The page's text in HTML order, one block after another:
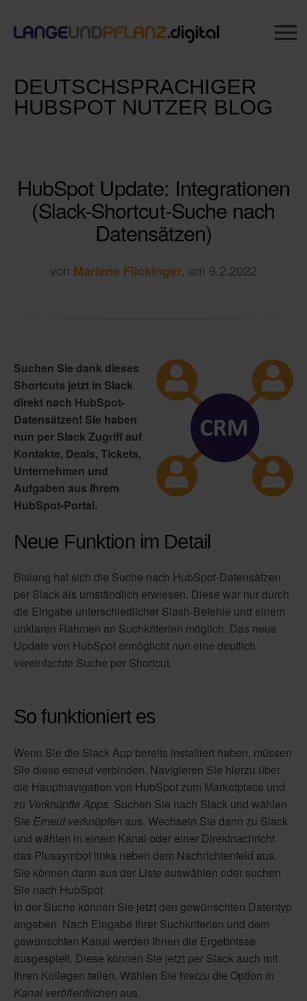
DEUTSCHSPRACHIGER
HUBSPOT NUTZER BLOG
HubSpot Update: Integrationen
(Slack-Shortcut-Suche nach
Datensätzen)
von Marlene Flickinger, am 9.2.2022
Suchen Sie dank dieses
Shortcuts jetzt in Slack
direkt nach HubSpot-
Datensätzen! Sie haben
nun per Slack Zugriff auf
Kontakte, Deals, Tickets,
Unternehmen und
Aufgaben aus Ihrem
HubSpot-Portal.
Neue Funktion im Detail
Bislang hat sich die Suche nach HubSpot-Datensätzen
per Slack als umständlich erwiesen. Diese war nur durch
die Eingabe unterschiedlicher Slash-Befehle und einem
unklaren Rahmen an Suchkriterien möglich. Das neue
Update von HubSpot ermöglicht nun eine deutlich
vereinfachte Suche per Shortcut.
So funktioniert es
Wenn Sie die Slack App bereits installiert haben, müssen
Sie diese erneut verbinden. Navigieren Sie hierzu über
die Hauptnavigation von HubSpot zum Marketplace und
zu Verknüpfte Apps. Suchen Sie nach Slack und wählen
Sie Erneut verknüpfen aus. Wechseln Sie dann zu Slack
und wählen in einem Kanal oder einer Direktnachricht
das Plussymbol links neben dem Nachrichtenfeld aus.
Sie können dann aus der Liste auswählen oder suchen
Sie nach HubSpot.
In der Suche können Sie jetzt den gewünschten Datentyp
angeben. Nach Eingabe Ihrer Suchkriterien und dem
gewünschten Kanal werden Ihnen die Ergebnisse
ausgespielt. Diese können Sie jetzt per Slack auch mit
Ihren Kollegen teilen. Wählen Sie hierzu die Option in
Kanal veröffentlichen aus.